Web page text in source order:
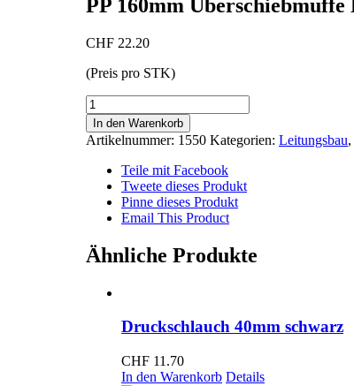
PP 160mm Überschiebmuffe
CHF 22.20
(Preis pro STK)
PP
160mm
Überschiebmuffe
KG2000
Menge
In den Warenkorb
Artikelnummer: 1550 Kategorien: Leitungsbau,
Teile mit Facebook
Tweete dieses Produkt
Pinne dieses Produkt
Email This Product
Ähnliche Produkte
Druckschlauch 40mm schwarz
CHF 11.70
In den Warenkorb Details